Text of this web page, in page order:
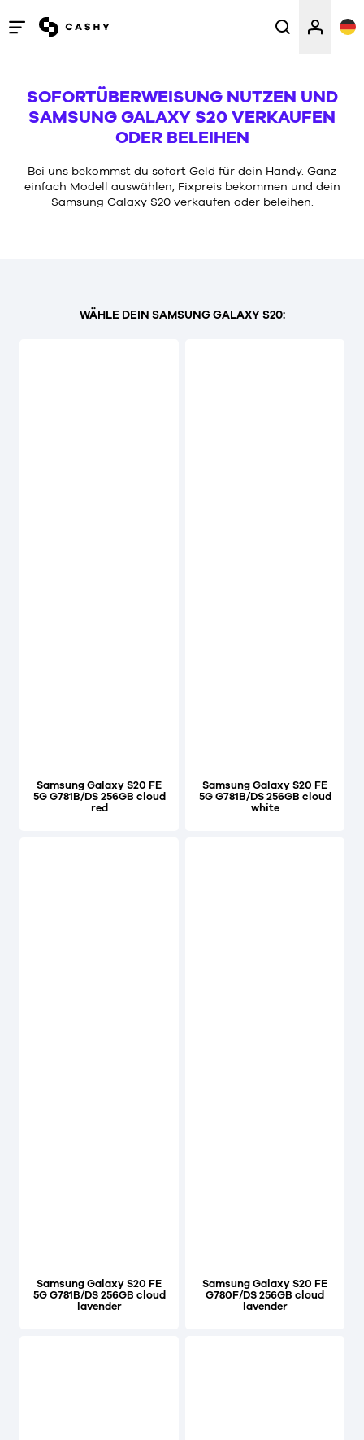
Menü
schließen
SOFORTÜBERWEISUNG NUTZEN UND
SAMSUNG GALAXY S20 VERKAUFEN
ODER BELEIHEN
Bei uns bekommst du sofort Geld für dein Handy. Ganz
einfach Modell auswählen, Fixpreis bekommen und dein
Samsung Galaxy S20 verkaufen oder beleihen.
WÄHLE DEIN SAMSUNG GALAXY S20:
Samsung Galaxy S20 FE
5G G781B/DS 256GB cloud
red
Samsung Galaxy S20 FE
5G G781B/DS 256GB cloud
white
Samsung Galaxy S20 FE
5G G781B/DS 256GB cloud
lavender
Samsung Galaxy S20 FE
G780F/DS 256GB cloud
lavender